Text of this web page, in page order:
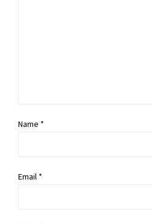
Name *
Email *